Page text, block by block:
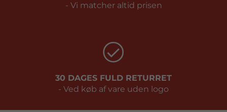
- Vi matcher altid prisen
30 DAGES FULD RETURRET
- Ved køb af vare uden logo